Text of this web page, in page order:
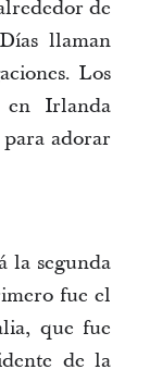
de
llaman
Los
Irlanda
adorar
la segunda
fue el
que fue
de la